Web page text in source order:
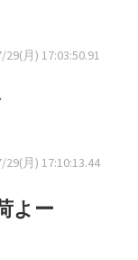
29(月) 17:03:50.91
29(月) 17:10:13.44
よー